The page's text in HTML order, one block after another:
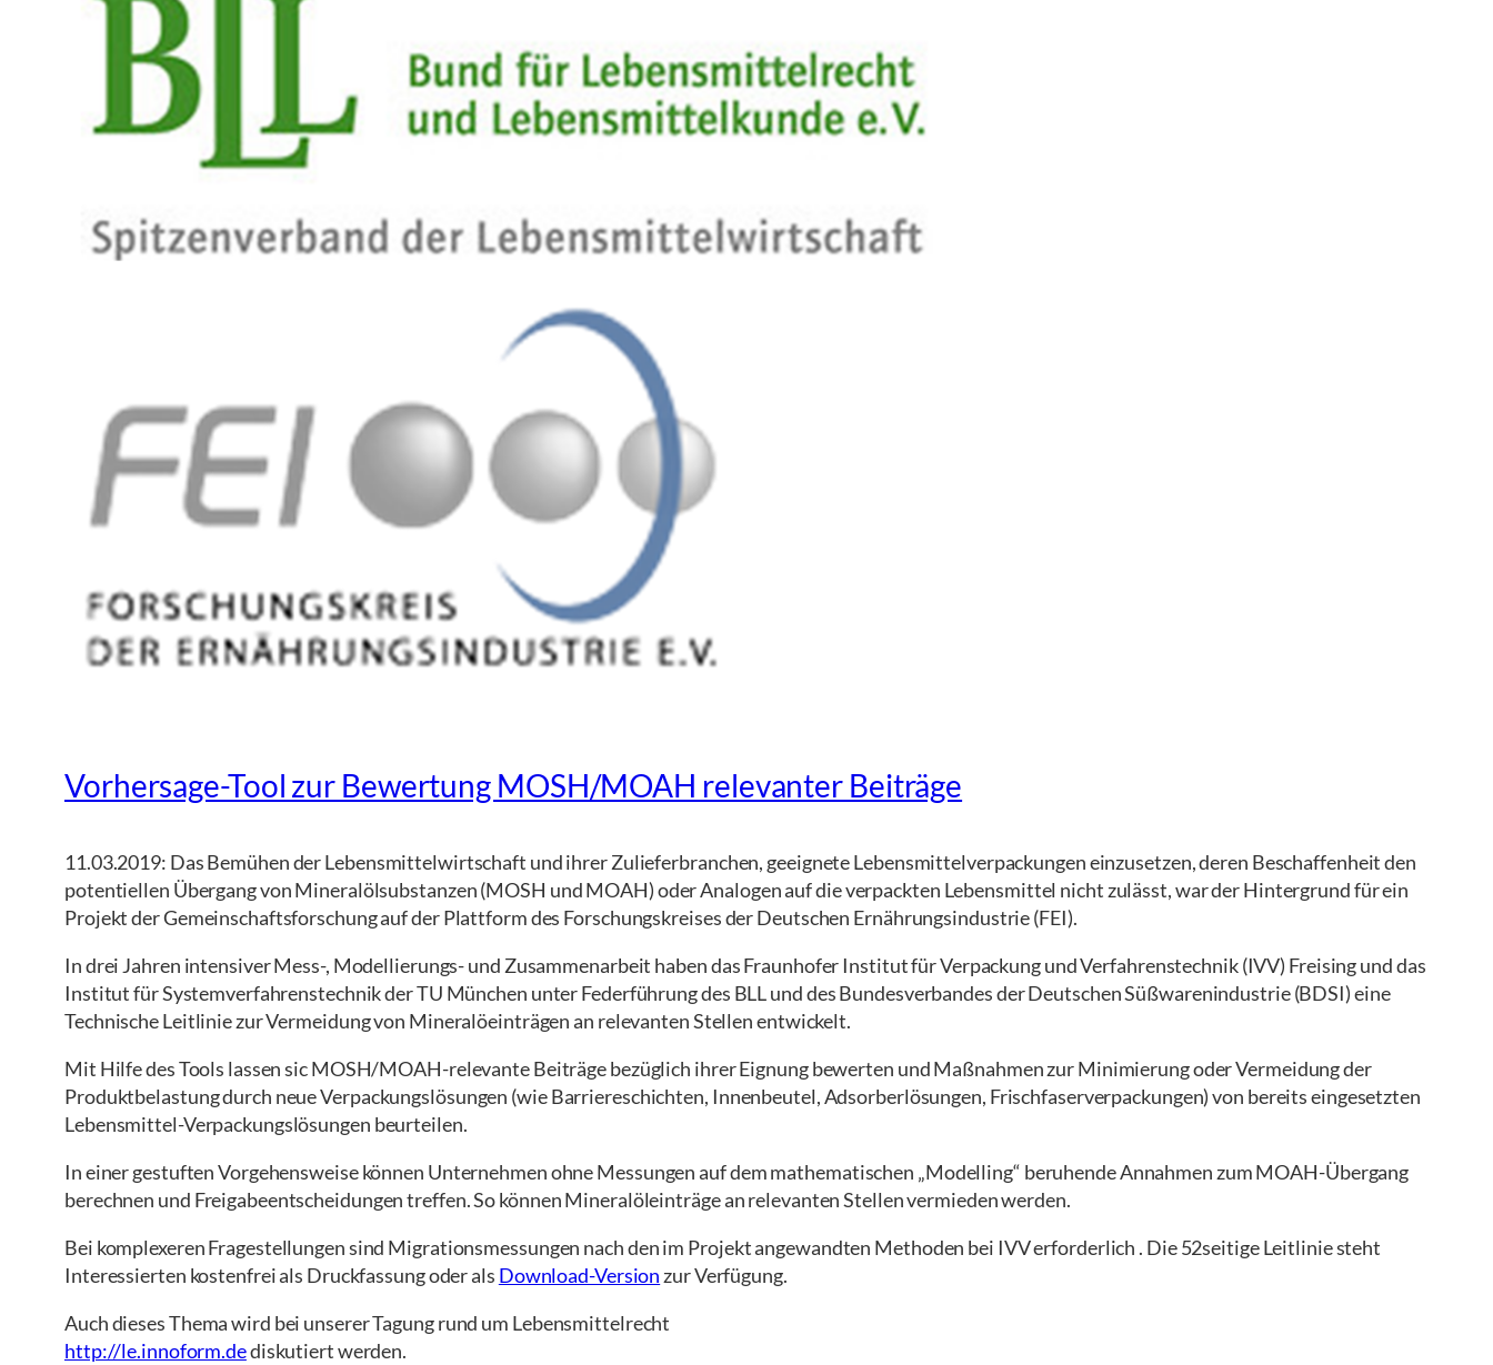
Vorhersage-Tool zur Bewertung MOSH/MOAH relevanter Beiträge
11.03.2019: Das Bemühen der Lebensmittelwirtschaft und ihrer Zulieferbranchen, geeignete Lebensmittelverpackungen einzusetzen, deren Beschaffenheit den
potentiellen Übergang von Mineralölsubstanzen (MOSH und MOAH) oder Analogen auf die verpackten Lebensmittel nicht zulässt, war der Hintergrund für ein
Projekt der Gemeinschaftsforschung auf der Plattform des Forschungskreises der Deutschen Ernährungsindustrie (FEI).
In drei Jahren intensiver Mess-, Modellierungs- und Zusammenarbeit haben das Fraunhofer Institut für Verpackung und Verfahrenstechnik (IVV) Freising und das
Institut für Systemverfahrenstechnik der TU München unter Federführung des BLL und des Bundesverbandes der Deutschen Süßwarenindustrie (BDSI) eine
Technische Leitlinie zur Vermeidung von Mineralöeinträgen an relevanten Stellen entwickelt.
Mit Hilfe des Tools lassen sic MOSH/MOAH-relevante Beiträge bezüglich ihrer Eignung bewerten und Maßnahmen zur Minimierung oder Vermeidung der
Produktbelastung durch neue Verpackungslösungen (wie Barriereschichten, Innenbeutel, Adsorberlösungen, Frischfaserverpackungen) von bereits eingesetzten
Lebensmittel-Verpackungslösungen beurteilen.
In einer gestuften Vorgehensweise können Unternehmen ohne Messungen auf dem mathematischen „Modelling“ beruhende Annahmen zum MOAH-Übergang
berechnen und Freigabeentscheidungen treffen. So können Mineralöleinträge an relevanten Stellen vermieden werden.
Bei komplexeren Fragestellungen sind Migrationsmessungen nach den im Projekt angewandten Methoden bei IVV erforderlich . Die 52seitige Leitlinie steht
Interessierten kostenfrei als Druckfassung oder als Download-Version zur Verfügung.
Auch dieses Thema wird bei unserer Tagung rund um Lebensmittelrecht
http://le.innoform.dediskutiert werden.